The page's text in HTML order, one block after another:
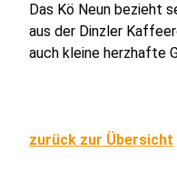
Das Kö Neun bezieht
aus der Dinzler
auch kleine herzhafte
zurück zur Übersicht